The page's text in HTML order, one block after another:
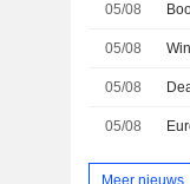
05/08
05/08
05/08
05/08
Meer nieuws